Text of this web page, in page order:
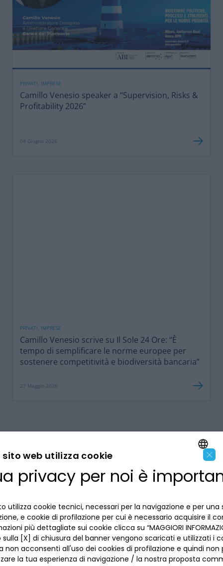
PRIVATI, IMPRESE
Camillo Venesio speaker a “Supervision, Risks &
Profitability 2026”
04 Giugno 2026
PRIVATI, IMPRESE
Camillo Venesio scrive su Il Sole 24 Ore: “È
tempo di semplificare le norme europee per
sostenere competitività e biodiversità bancaria”
27 Maggio 2026
LA BANCA
Dove siamo
Lavora con noi
INFORMAZIONI PER IL CLIENTE
Privacy
La tua scelta sui cookies
ACCESSIBILITÀ E APP
ENGLISH
×
sito web utilizza cookie
privacy per noi è
utilizza cookie tecnici, necessari per la navigazione e per una
e cookie di profilazione per cui è necessario acquisire il
più dettagliate sui cookie clicca su “MAGGIORI
[X] di chiusura del banner vengono scaricati e utilizzati i
non acconsenti all'uso dei cookies di profilazione e quindi non
la tua esperienza di navigazione / la nostra proposta